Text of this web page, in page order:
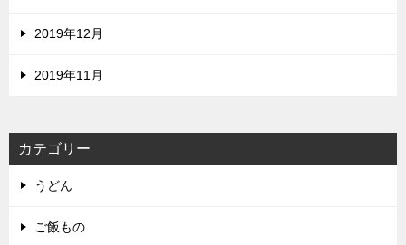
2019年12月
2019年11月
カテゴリー
うどん
ご飯もの